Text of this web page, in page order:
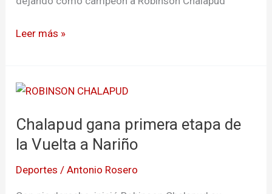
Leer más »
Chalapud gana primera etapa de
la Vuelta a Nariño
Deportes /Antonio Rosero
Chalapud
primera
etapa
la
Vuelta